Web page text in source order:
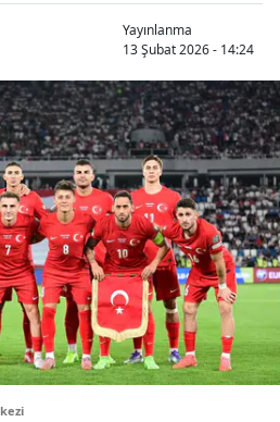
Yayınlanma
13 Şubat 2026 - 14:24